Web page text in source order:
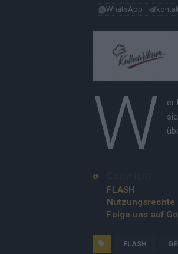
WhatsApp
W
er
FLASH
Nutzungsrechte
Folge uns auf
FLASH